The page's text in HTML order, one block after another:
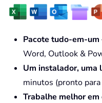
Pacote tudo-em-um
Word, Outlook &
Um instalador, uma
minutos (pronto para
Trabalhe melhor em